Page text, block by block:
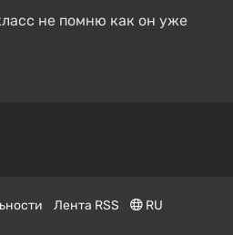
не помню как он уже
Лента RSS RU